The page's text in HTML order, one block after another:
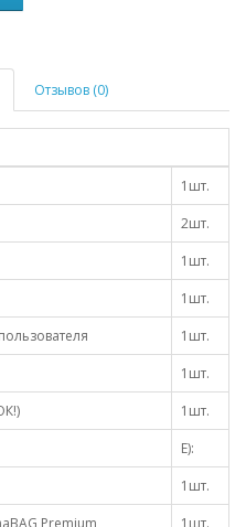
Отзывов (0)
1шт.
2шт.
1шт.
1шт.
1шт.
1шт.
1шт.
E):
1шт.
Premium
1шт.